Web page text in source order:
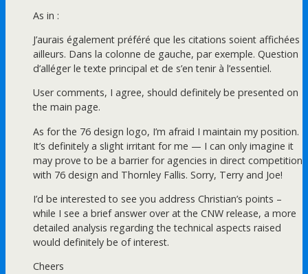
As in :
J’aurais également préféré que les citations soient affichées
ailleurs. Dans la colonne de gauche, par exemple. Question
d’alléger le texte principal et de s’en tenir à l’essentiel.
User comments, I agree, should definitely be presented on
the main page.
As for the 76 design logo, I’m afraid I maintain my position.
It’s definitely a slight irritant for me — I can only imagine it
may prove to be a barrier for agencies in direct competition
with 76 design and Thornley Fallis. Sorry, Terry and Joe!
I’d be interested to see you address Christian’s points –
while I see a brief answer over at the CNW release, a more
detailed analysis regarding the technical aspects raised
would definitely be of interest.
Cheers